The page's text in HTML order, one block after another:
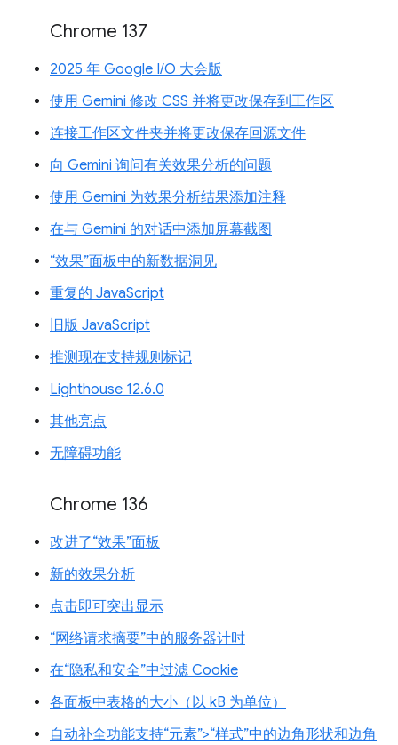
Chrome 137
2025 年 Google I/O 大会版
使用 Gemini 修改 CSS 并将更改保存到工作区
连接工作区文件夹并将更改保存回源文件
向 Gemini 询问有关效果分析的问题
使用 Gemini 为效果分析结果添加注释
在与 Gemini 的对话中添加屏幕截图
“效果”面板中的新数据洞见
重复的 JavaScript
旧版 JavaScript
推测现在支持规则标记
Lighthouse 12.6.0
其他亮点
无障碍功能
Chrome 136
改进了“效果”面板
新的效果分析
点击即可突出显示
“网络请求摘要”中的服务器计时
在“隐私和安全”中过滤 Cookie
各面板中表格的大小（以 kB 为单位）
自动补全功能支持“元素”>“样式”中的边角形状和边角